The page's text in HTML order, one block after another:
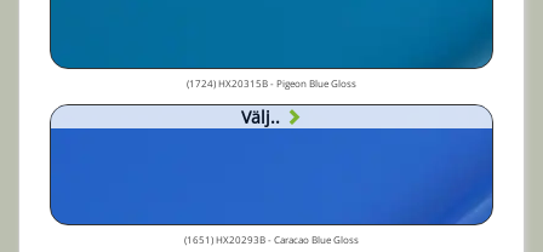
(1724) HX20315B - Pigeon Blue Gloss
Välj..
(1651) HX20293B - Caracao Blue Gloss